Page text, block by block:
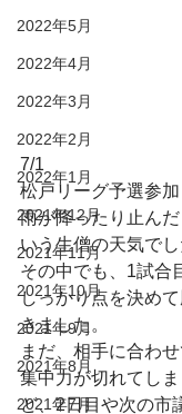
2022年5月
2022年4月
2022年3月
2022年2月
2022年1月
2021年12月
2021年11月
2021年10月
2021年9月
2021年8月
2021年7月
7/1
松戸リーグ予選参加
雨が降ったり止ん
いう生僧の天気でし
その中でも、1試合
しっかり点を決め
きました。
まだ、相手に合わ
集中力が切れてし
ど、2日目や次の市